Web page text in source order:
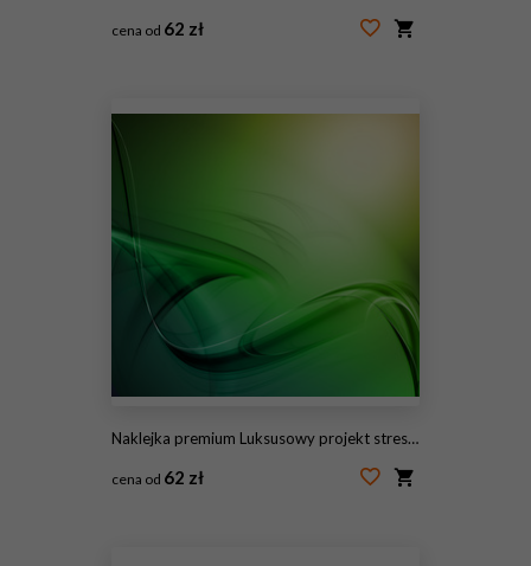
cena od 62 zł
Naklejka premium Luksusowy projekt streszczenie
cena od 62 zł